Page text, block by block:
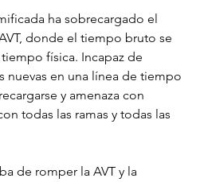
ha sobrecargado el
donde el tiempo bruto se
física. Incapaz de
nuevas en una línea de tiempo
y amenaza con
todas las ramas y todas las
de romper la AVT y la